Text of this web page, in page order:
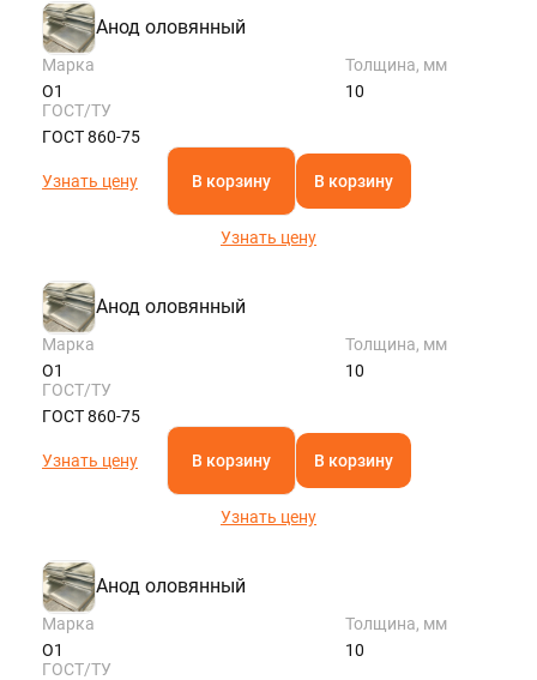
Анод оловянный
Марка
О1
Толщина, мм
10
ГОСТ/ТУ
ГОСТ 860-75
Узнать цену В корзину В корзину
Узнать цену
Анод оловянный
Марка
О1
Толщина, мм
10
ГОСТ/ТУ
ГОСТ 860-75
Узнать цену В корзину В корзину
Узнать цену
Анод оловянный
Марка
О1
Толщина, мм
10
ГОСТ/ТУ